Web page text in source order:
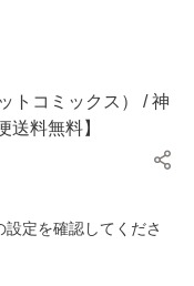
トコミックス） / 神
送料無料】
定を確認してくださ